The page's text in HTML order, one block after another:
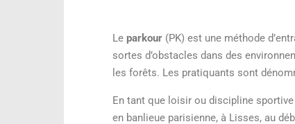
Le parkour (PK) est une méthode
sortes d’obstacles dans des
les forêts. Les pratiquants sont
En tant que loisir ou discipline
en banlieue parisienne, à Lisses, au